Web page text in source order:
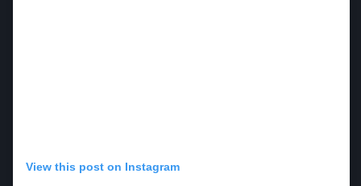
View this post on Instagram